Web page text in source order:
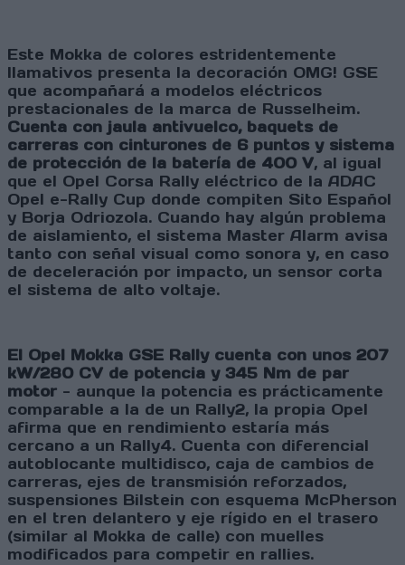
Este Mokka de colores estridentemente
llamativos presenta la decoración OMG! GSE
que acompañará a modelos eléctricos
prestacionales de la marca de Russelheim.
Cuenta con jaula antivuelco, baquets de
carreras con cinturones de 6 puntos y sistema
de protección de la batería de 400 V, al igual
que el Opel Corsa Rally eléctrico de la ADAC
Opel e-Rally Cup donde compiten Sito Español
y Borja Odriozola. Cuando hay algún problema
de aislamiento, el sistema Master Alarm avisa
tanto con señal visual como sonora y, en caso
de deceleración por impacto, un sensor corta
el sistema de alto voltaje.
El Opel Mokka GSE Rally cuenta con unos 207
kW/280 CV de potencia y 345 Nm de par
motor - aunque la potencia es prácticamente
comparable a la de un Rally2, la propia Opel
afirma que en rendimiento estaría más
cercano a un Rally4. Cuenta con diferencial
autoblocante multidisco, caja de cambios de
carreras, ejes de transmisión reforzados,
suspensiones Bilstein con esquema McPherson
en el tren delantero y eje rígido en el trasero
(similar al Mokka de calle) con muelles
modificados para competir en rallies.